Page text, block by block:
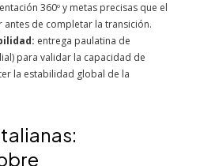
360º y metas precisas que el
de completar la transición.
entrega paulatina de
para validar la capacidad de
la estabilidad global de la